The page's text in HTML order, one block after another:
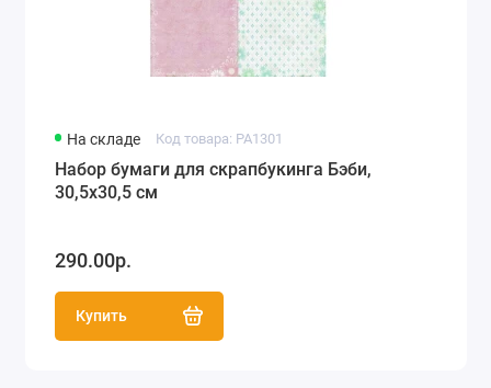
На складе Код товара: PA1301
Набор бумаги для скрапбукинга Бэби,
30,5х30,5 см
290.00р.
Купить